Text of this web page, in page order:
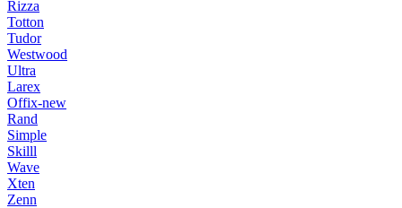
Rizza
Totton
Tudor
Westwood
Ultra
Larex
Offix-new
Rand
Simple
Skilll
Wave
Xten
Zenn